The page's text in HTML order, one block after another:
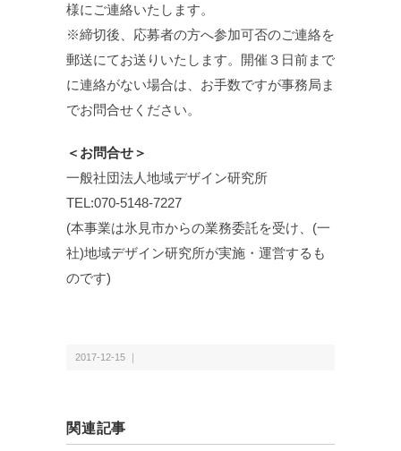
様にご連絡いたします。
※締切後、応募者の方へ参加可否のご連絡を
郵送にてお送りいたします。開催３日前まで
に連絡がない場合は、お手数ですが事務局ま
でお問合せください。
＜お問合せ＞
一般社団法人地域デザイン研究所
TEL:070-5148-7227
(本事業は氷見市からの業務委託を受け、(一
社)地域デザイン研究所が実施・運営するも
のです)
2017-12-15 ｜
関連記事